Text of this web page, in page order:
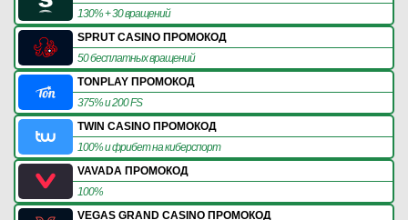
130% + 30 вращений
SPRUT CASINO ПРОМОКОД
50 бесплатных вращений
TONPLAY ПРОМОКОД
375% и 200 FS
TWIN CASINO ПРОМОКОД
100% и фрибет на киберспорт
VAVADA ПРОМОКОД
100%
VEGAS GRAND CASINO ПРОМОКОД